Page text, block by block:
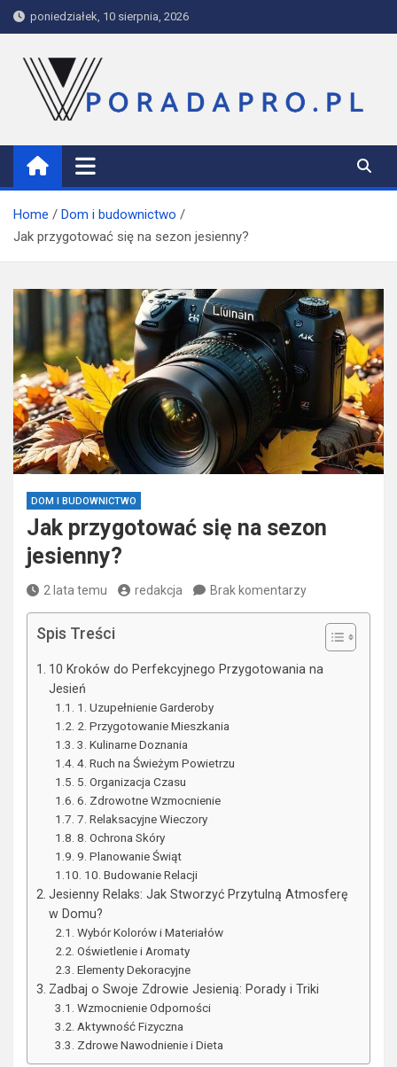
Skip
to
content
poniedziałek, 10 sierpnia, 2026
PoradaPRO
Home
Dom i budownictwo
Jak przygotować się na sezon jesienny?
DOM I BUDOWNICTWO
Jak przygotować się na sezon
jesienny?
2 lata temu redakcja Brak komentarzy
Spis Treści
10 Kroków do Perfekcyjnego Przygotowania na
Jesień
1. Uzupełnienie Garderoby
2. Przygotowanie Mieszkania
3. Kulinarne Doznania
4. Ruch na Świeżym Powietrzu
5. Organizacja Czasu
6. Zdrowotne Wzmocnienie
7. Relaksacyjne Wieczory
8. Ochrona Skóry
9. Planowanie Świąt
10. Budowanie Relacji
Jesienny Relaks: Jak Stworzyć Przytulną Atmosferę
w Domu?
Wybór Kolorów i Materiałów
Oświetlenie i Aromaty
Elementy Dekoracyjne
Zadbaj o Swoje Zdrowie Jesienią: Porady i Triki
Wzmocnienie Odporności
Aktywność Fizyczna
Zdrowe Nawodnienie i Dieta